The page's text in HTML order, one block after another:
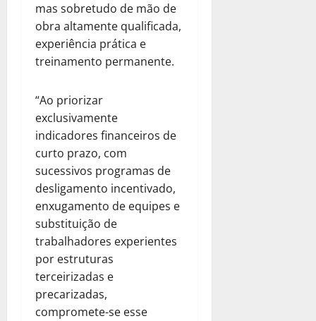
mas sobretudo de mão de
obra altamente qualificada,
experiência prática e
treinamento permanente.
“Ao priorizar
exclusivamente
indicadores financeiros de
curto prazo, com
sucessivos programas de
desligamento incentivado,
enxugamento de equipes e
substituição de
trabalhadores experientes
por estruturas
terceirizadas e
precarizadas,
compromete-se esse